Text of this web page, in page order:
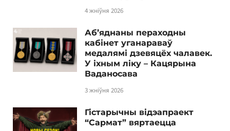
4 жніўня 2026
Аб’яднаны пераходны
кабінет уганараваў
медалямі дзевяцёх чалавек.
У іхным ліку – Кацярына
Ваданосава
3 жніўня 2026
Гістарычны відэапраект
“Сармат” вяртаецца